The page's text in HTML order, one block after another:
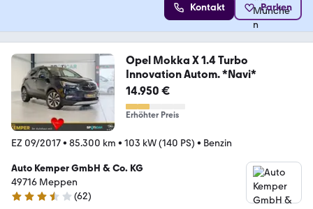
Kontakt Parken
Opel Mokka X 1.4 Turbo
Innovation Autom. *Navi*
14.950 €
Erhöhter Preis
EZ 09/2017• 85.300 km • 103 kW (140 PS) • Benzin
Auto Kemper GmbH & Co. KG
49716 Meppen
3.5 Sterne
(62)